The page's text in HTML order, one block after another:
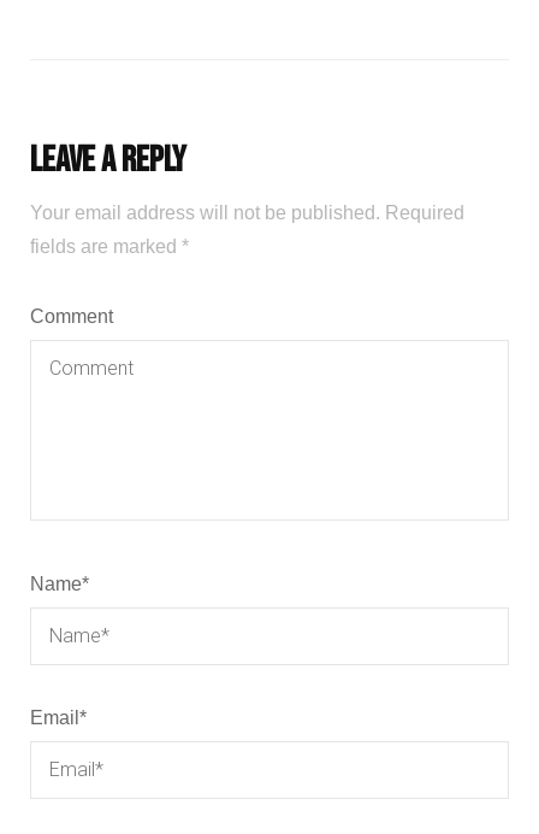
Leave a Reply
Your email address will not be published. Required
fields are marked *
Comment
Name*
Email *